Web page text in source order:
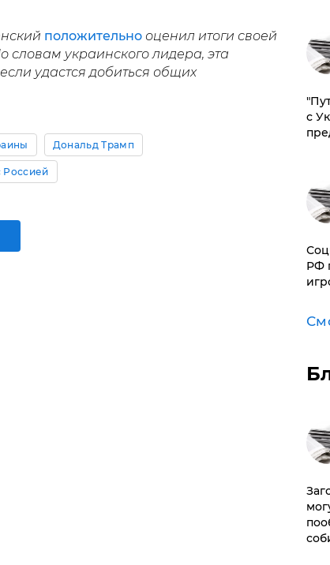
положительнооценил итоги своей
словам украинского лидера, эта
удастся добиться общих
Дональд Трамп
Россией
с
РФ